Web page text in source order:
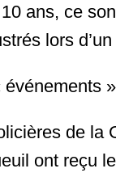
ans, ce
lors
événements »
de la
ont reçu